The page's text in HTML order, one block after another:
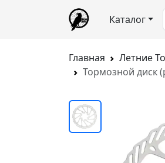
Каталог
Главная Летние
Тормозной диск